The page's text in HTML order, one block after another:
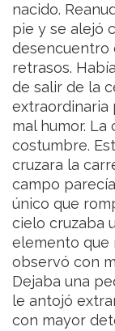
nacido.
pie y se alejó
desencuentro
retrasos.
de salir de la
extraordinaria
mal humor.
costumbre.
cruzara la
campo
único que
cielo cruzaba
elemento que
observó con
Dejaba una
le antojó
con mayor